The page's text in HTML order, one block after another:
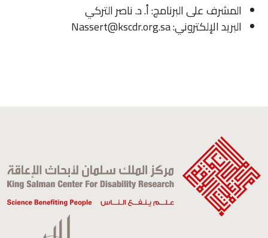
المشرف على البرنامج: أ. د. ناصر التركي
البريد الإلكتروني: Nassert@kscdr.org.sa